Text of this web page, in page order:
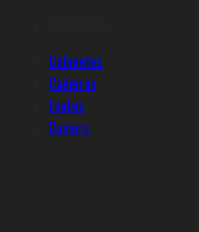
Gabinetes
Cadeiras
Fontes
Coolers